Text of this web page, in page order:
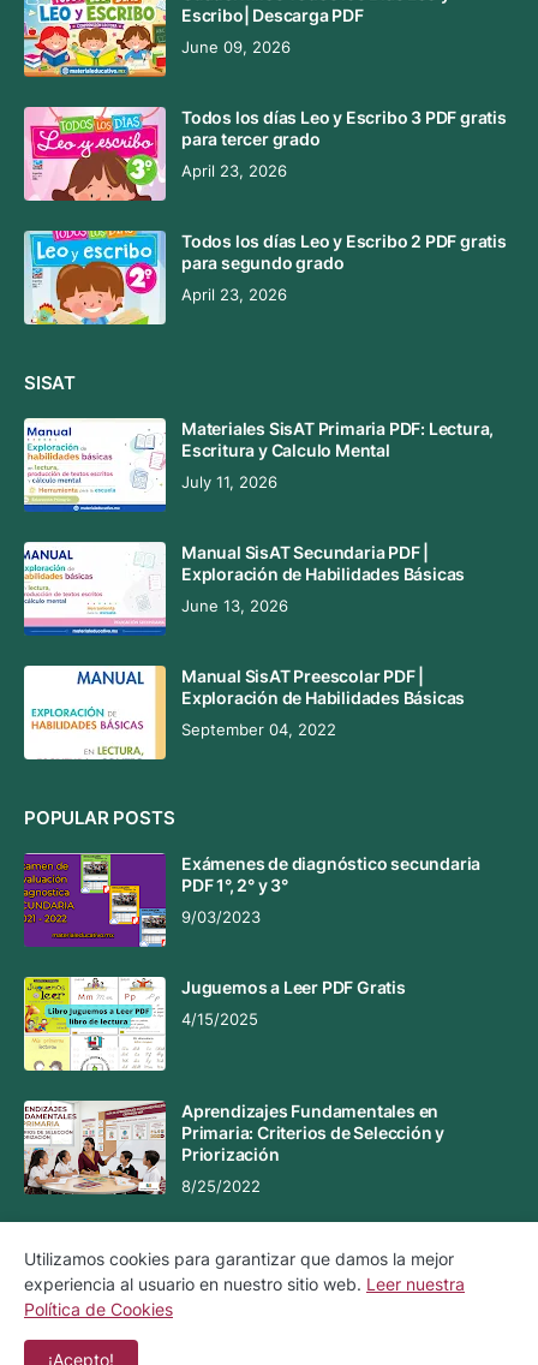
Escribo| Descarga PDF
June 09, 2026
Todos los días Leo y Escribo 3 PDF gratis
para tercer grado
April 23, 2026
Todos los días Leo y Escribo 2 PDF gratis
para segundo grado
April 23, 2026
SISAT
Materiales SisAT Primaria PDF: Lectura,
Escritura y Calculo Mental
July 11, 2026
Manual SisAT Secundaria PDF |
Exploración de Habilidades Básicas
June 13, 2026
Manual SisAT Preescolar PDF |
Exploración de Habilidades Básicas
September 04, 2022
POPULAR POSTS
Exámenes de diagnóstico secundaria
PDF 1°, 2° y 3°
9/03/2023
Juguemos a Leer PDF Gratis
4/15/2025
Aprendizajes Fundamentales en
Primaria: Criterios de Selección y
Priorización
8/25/2022
Aviso Legal Aviso de Privacidad
Política de Cookies
Utilizamos cookies para garantizar que damos la mejor
experiencia al usuario en nuestro sitio web. Leer nuestra
Política de Cookies
¡Acepto!